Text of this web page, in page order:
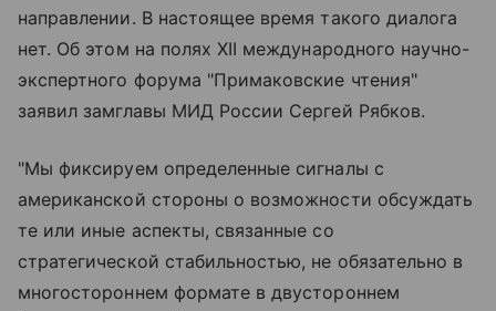
направлении. В настоящее время такого диалога
нет. Об этом на полях XII международного научно-
экспертного форума "Примаковские чтения"
заявил замглавы МИД России Сергей Рябков.
"Мы фиксируем определенные сигналы с
американской стороны о возможности обсуждать
те или иные аспекты, связанные со
стратегической стабильностью, не обязательно в
многостороннем формате в двустороннем